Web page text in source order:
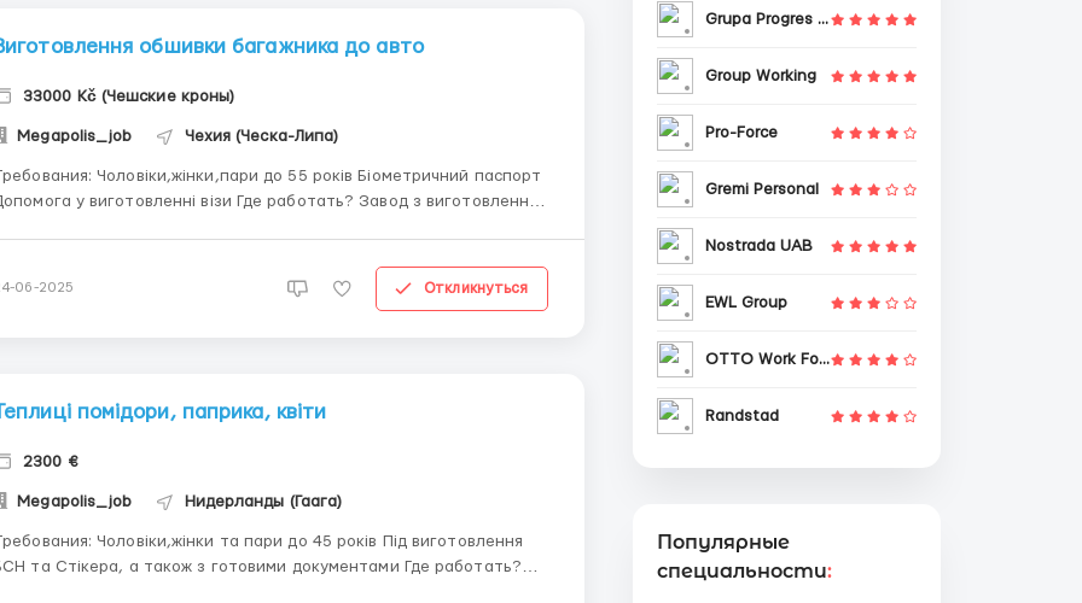
обшивки багажника до авто
33000 Kč (Чешские кроны)
Megapolis_job Чехия (Ческа-Липа)
Чоловіки,жінки,пари до 55 років Біометричний паспорт
у виготовленні візи Где работать? Завод з виготовлення
06-2025 Откликнуться
помідори, паприка, квіти
2300 €
Megapolis_job Нидерланды (Гаага)
Чоловіки,жінки та пари до 45 років Під виготовлення
та Стікера, а також з готовими документами Где работать?
Grupa Progres Sp. z o.o.
Group Working
Pro-Force
Gremi Personal
Nostrada UAB
EWL Group
OTTO Work Force
Randstad
Популярные
специальности: